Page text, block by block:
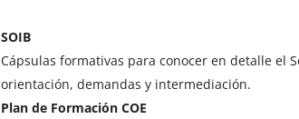
SOIB
Cápsulas formativas para conocer en detalle el
orientación, demandas y intermediación.
Plan de Formación COE